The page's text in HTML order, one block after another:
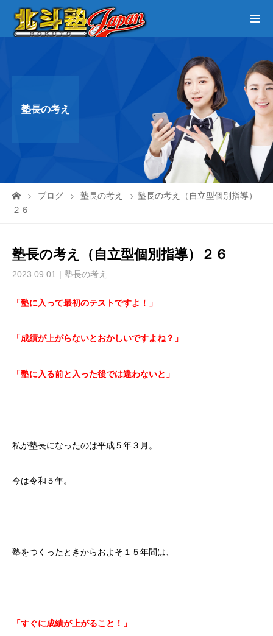
塾長の考え
ブログ 塾長の考え
塾長の考え（自立型個別指導）
２６
塾長の考え（自立型個別指導）２６
2023.09.01 塾長の考え
「塾に入って最初のテストですよ！」
「成績が上がらないとおかしいですよね？」
「塾に入る前と入った後では違わないと」
私が塾長になったのは平成５年３月。
今は令和５年。
塾をつくったときからおよそ１５年間は、
「すぐに成績が上がること！」